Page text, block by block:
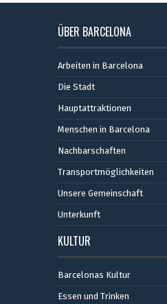
ÜBER BARCELONA
Arbeiten in Barcelona
Die Stadt
Hauptattraktionen
Menschen in Barcelona
Nachbarschaften
Transportmöglichkeiten
Unsere Gemeinschaft
Unterkunft
KULTUR
Barcelonas Kultur
Essen und Trinken